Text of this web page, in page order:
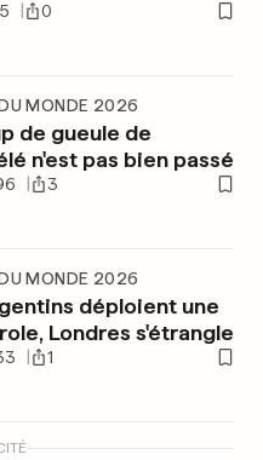
0
MONDE 2026
de gueule de
n'est pas bien passé
3
MONDE 2026
déploient une
Londres s'étrangle
1